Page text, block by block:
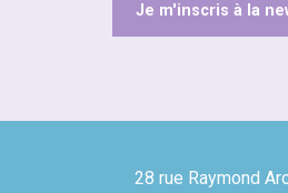
Je m'inscris à la
28 rue Raymond